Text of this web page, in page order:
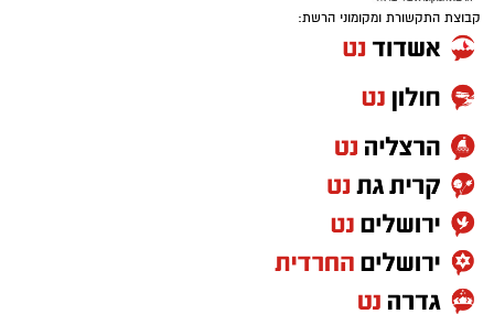
קבוצת התקשורת ומקומוני הרשת: